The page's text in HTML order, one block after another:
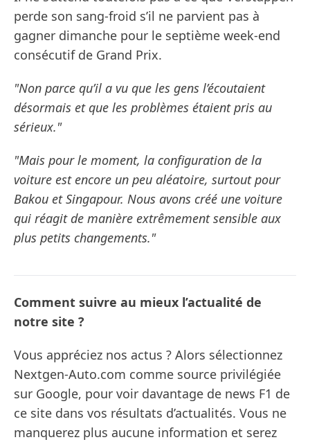
perde son sang-froid s’il ne parvient pas à
gagner dimanche pour le septième week-end
consécutif de Grand Prix.
"Non parce qu’il a vu que les gens l’écoutaient
désormais et que les problèmes étaient pris au
sérieux."
"Mais pour le moment, la configuration de la
voiture est encore un peu aléatoire, surtout pour
Bakou et Singapour. Nous avons créé une voiture
qui réagit de manière extrêmement sensible aux
plus petits changements."
Comment suivre au mieux l’actualité de
notre site ?
Vous appréciez nos actus ? Alors sélectionnez
Nextgen-Auto.com comme source privilégiée
sur Google, pour voir davantage de news F1 de
ce site dans vos résultats d’actualités. Vous ne
manquerez plus aucune information et serez